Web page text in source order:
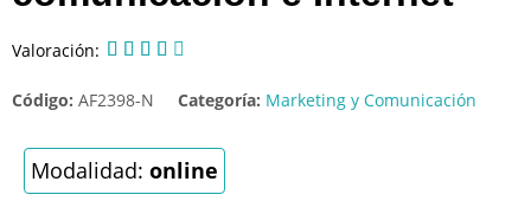
Valoración:     
Código: AF2398-N Categoría: Marketing y Comunicación
Modalidad: online